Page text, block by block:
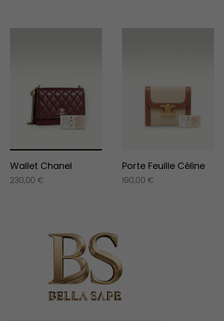
Wallet Chanel
230,00 €
Porte Feuille Céline
190,00 €